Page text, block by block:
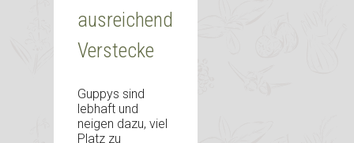
ausreichend
Verstecke
Guppys sind
lebhaft und
neigen dazu, viel
Platz zu